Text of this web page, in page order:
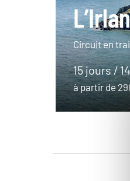
Circuit en
15 jours /
à partir de